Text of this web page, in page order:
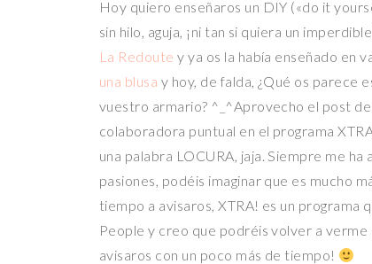
Hoy quiero enseñaros un DIY («do it
sin hilo, aguja, ¡ni tan si quiera un
La Redoute y ya os la había enseñado en
una blusa y hoy, de falda, ¿Qué os parece
vuestro armario? ^_^Aprovecho el post
colaboradora puntual en el programa
una palabra LOCURA, jaja. Siempre me
pasiones, podéis imaginar que es mucho
tiempo a avisaros, XTRA! es un programa
People y creo que podréis volver a
avisaros con un poco más de tiempo!